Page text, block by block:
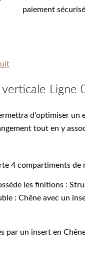
paiement sécurisé
Ligne
d'optimiser un
tout en y
4 compartiments de
les finitions :
: Chêne avec un
par un insert en